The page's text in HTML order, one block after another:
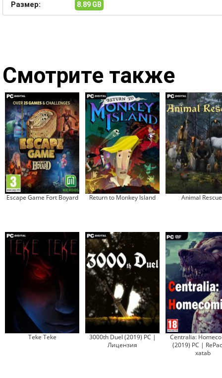
Размер: 8.89 GB
Смотрите также
Escape Game Fort Boyard Return to Monkey Island Animal
Teke Teke
3000th Duel (2019) PC |
Лицензия
Centralia:
(2019) PC |
xatab